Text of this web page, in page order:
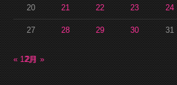
20 21 22 23 24
27 28 29 30 31
« 12月2月 »